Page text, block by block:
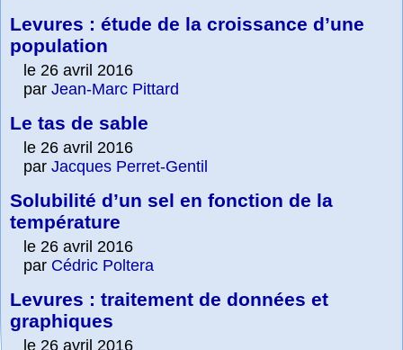
Levures : étude de la croissance d’une
population
le 26 avril 2016
par Jean-Marc Pittard
Le tas de sable
le 26 avril 2016
par Jacques Perret-Gentil
Solubilité d’un sel en fonction de la
température
le 26 avril 2016
par Cédric Poltera
Levures : traitement de données et
graphiques
le 26 avril 2016